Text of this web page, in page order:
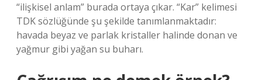
“ilişkisel anlam” burada ortaya çıkar. “Kar” kelimesi
TDK sözlüğünde şu şekilde tanımlanmaktadır:
havada beyaz ve parlak kristaller halinde donan ve
yağmur gibi yağan su buharı.